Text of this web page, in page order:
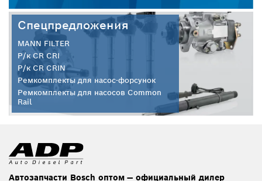
Спецпредложения
MANN FILTER
Р/к CR CRI
Р/к CR CRIN
Ремкомплекты для насос-форсунок
Ремкомплекты для насосов Common
Rail
Автозапчасти Bosch оптом — официальный дилер